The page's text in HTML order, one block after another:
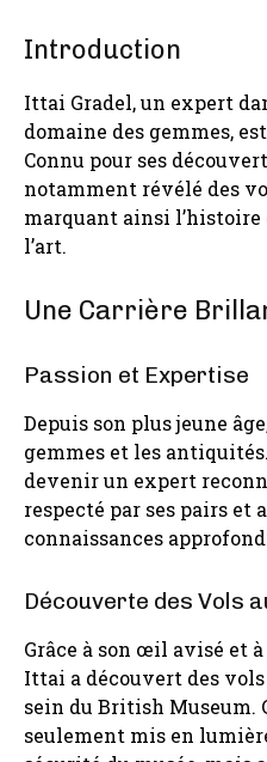
Introduction
Ittai Gradel, un expert
domaine des gemmes, est
Connu pour ses
notamment révélé des
marquant ainsi l’histoire
l’art.
Une Carrière
Passion et Expertise
Depuis son plus jeune
gemmes et les
devenir un expert
respecté par ses pairs et
connaissances
Découverte des Vols
Grâce à son œil avisé et
Ittai a découvert des
sein du British Museum.
seulement mis en